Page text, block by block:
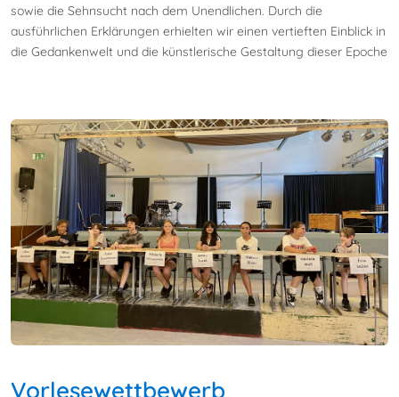
sowie die Sehnsucht nach dem Unendlichen. Durch die
ausführlichen Erklärungen erhielten wir einen vertieften Einblick in
die Gedankenwelt und die künstlerische Gestaltung dieser Epoche
Vorlesewettbewerb